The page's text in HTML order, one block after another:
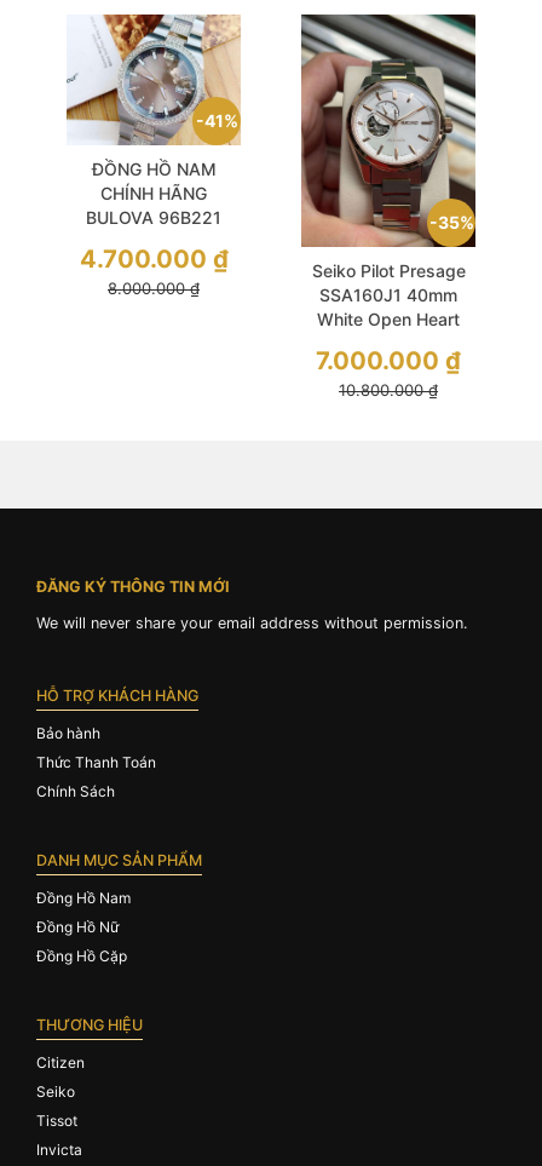
41%
ĐỒNG HỒ NAM
CHÍNH HÃNG
BULOVA 96B221
Dial Silver Stainless
Steel For Men
8.000.000₫
4.700.000 ₫
35%
Seiko Pilot Presage
SSA160J1 40mm
White Open Heart
10.800.000₫
7.000.000 ₫
ĐĂNG KÝ THÔNG TIN MỚI
We will never share your email address without permission.
HỖ TRỢ KHÁCH HÀNG
Bảo hành
Thức Thanh Toán
Chính Sách
DANH MỤC SẢN PHẨM
Đồng Hồ Nam
Đồng Hồ Nữ
Đồng Hồ Cặp
THƯƠNG HIỆU
Citizen
Seiko
Tissot
Invicta